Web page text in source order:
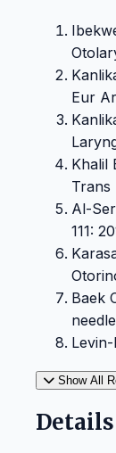
Eur
Khalil
Trans
Al-
111:
Baek
Show All
Details